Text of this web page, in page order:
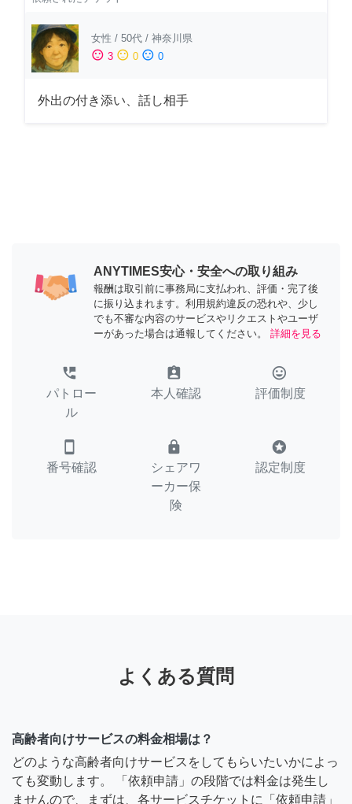
女性 / 50代 / 神奈川県
sentiment_satisfied 3 sentiment_neutral 0 sentiment_dissatisfied 0
外出の付き添い、話し相手
ANYTIMES安心・安全への取り組み
報酬は取引前に事務局に支払われ、評価・完了後
に振り込まれます。利用規約違反の恐れや、少し
でも不審な内容のサービスやリクエストやユーザ
ーがあった場合は通報してください。
詳細を見る
perm_phone_msg
パトロー
ル
assignment_ind
本人確認
tag_faces
評価制度
smartphone
番号確認
lock
シェアワ
ーカー保
険
stars
認定制度
よくある質問
高齢者向けサービスの料金相場は？
どのような高齢者向けサービスをしてもらいたいかによっ
ても変動します。 「依頼申請」の段階では料金は発生し
ませんので、まずは、各サービスチケットに「依頼申請」